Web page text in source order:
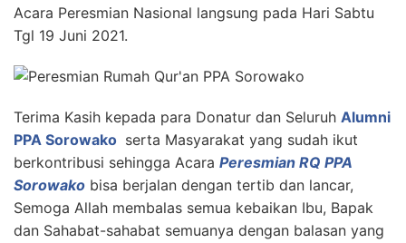
Acara Peresmian Nasional langsung pada Hari Sabtu
Tgl 19 Juni 2021.
Terima Kasih kepada para Donatur dan Seluruh Alumni
PPA Sorowako serta Masyarakat yang sudah ikut
berkontribusi sehingga Acara Peresmian RQ PPA
Sorowako bisa berjalan dengan tertib dan lancar,
Semoga Allah membalas semua kebaikan Ibu, Bapak
dan Sahabat-sahabat semuanya dengan balasan yang